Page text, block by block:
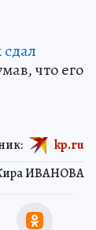
что его
ИВАНОВА
kp.ru